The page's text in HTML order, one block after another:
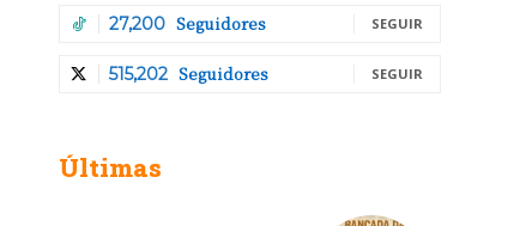
27,200 Seguidores SEGUIR
515,202 Seguidores SEGUIR
Últimas